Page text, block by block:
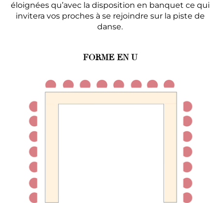
éloignées qu’avec la disposition en banquet ce qui
invitera vos proches à se rejoindre sur la piste de
danse.
FORME EN U